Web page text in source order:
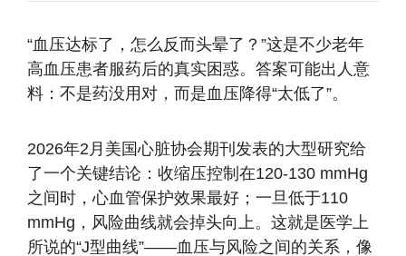
“血压达标了，怎么反而头晕了？”这是不少老年
高血压患者服药后的真实困惑。答案可能出人意
料：不是药没用对，而是血压降得“太低了”。
2026年2月美国心脏协会期刊发表的大型研究给
了一个关键结论：收缩压控制在120-130 mmHg
之间时，心血管保护效果最好；一旦低于110
mmHg，风险曲线就会掉头向上。这就是医学上
所说的“J型曲线”——血压与风险之间的关系，像